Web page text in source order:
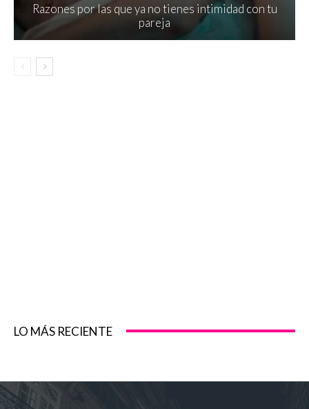
Razones por las que ya no tienes intimidad con tu
pareja
LO MÁS RECIENTE